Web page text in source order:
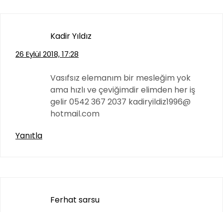
Kadir Yıldız
26 Eylül 2018, 17:28
Vasıfsız elemanım bir mesleğim yok
ama hızlı ve çeviğimdir elimden her iş
gelir 0542 367 2037 kadiryildiz1996@
hotmail.com
Yanıtla
Ferhat sarsu